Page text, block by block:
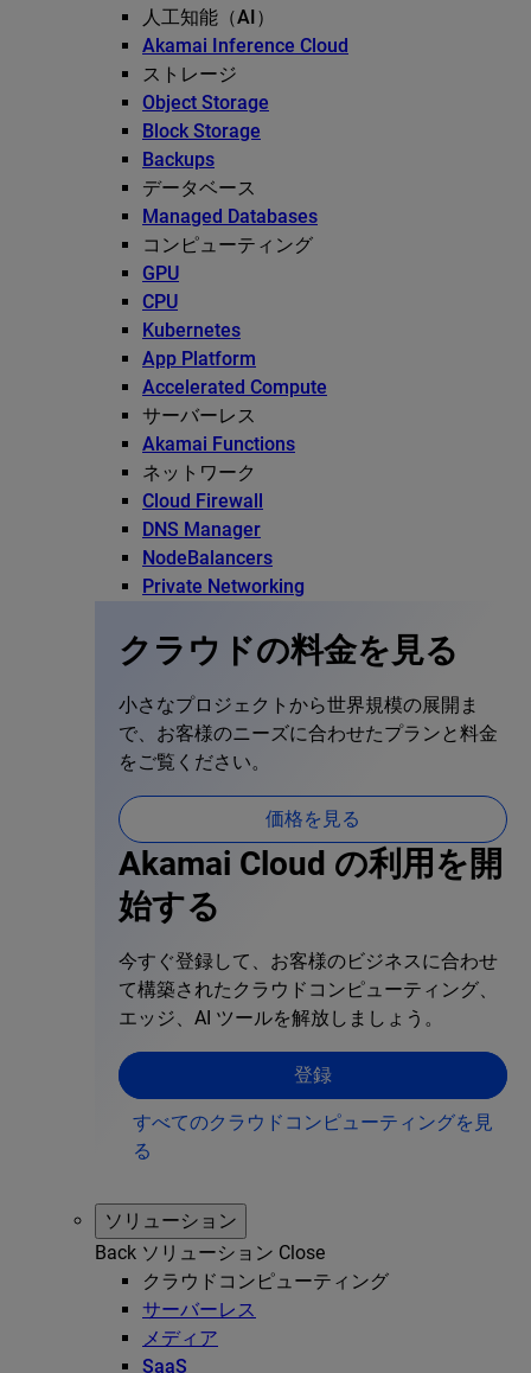
人工知能（AI）
Akamai Inference Cloud
ストレージ
Object Storage
Block Storage
Backups
データベース
Managed Databases
コンピューティング
GPU
CPU
Kubernetes
App Platform
Accelerated Compute
サーバーレス
Akamai Functions
ネットワーク
Cloud Firewall
DNS Manager
NodeBalancers
Private Networking
クラウドの料金を見る
小さなプロジェクトから世界規模の展開ま
で、お客様のニーズに合わせたプランと料金
をご覧ください。
価格を見る
Akamai Cloud の利用を開
始する
今すぐ登録して、お客様のビジネスに合わせ
て構築されたクラウドコンピューティング、
エッジ、AI ツールを解放しましょう。
登録
すべてのクラウドコンピューティングを見
る
ソリューション
Back ソリューション Close
クラウドコンピューティング
サーバーレス
メディア
SaaS